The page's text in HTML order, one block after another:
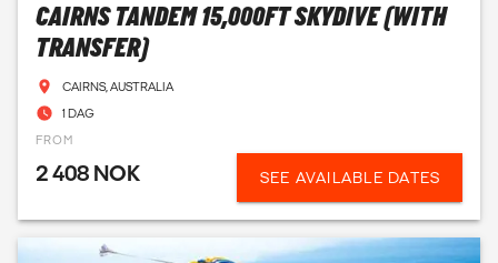
CAIRNS TANDEM 15,000FT SKYDIVE (WITH
TRANSFER)
CAIRNS, AUSTRALIA
1 DAG
FROM
2 408 NOK SEE AVAILABLE DATES